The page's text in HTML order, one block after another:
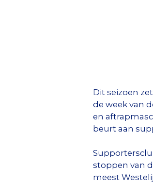
Dit seizoen
de week van
en
beurt aan
stoppen van
meest